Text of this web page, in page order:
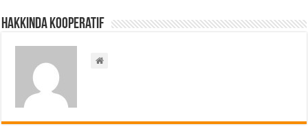
Hakkında kooperatif